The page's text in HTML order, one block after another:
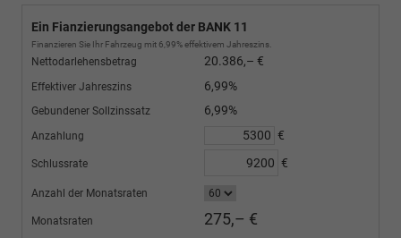
Ein Fianzierungsangebot der BANK 11
Finanzieren Sie Ihr Fahrzeug mit 6,99% effektivem Jahreszins.
Nettodarlehensbetrag 20.386,– €
Effektiver Jahreszins 6,99%
Gebundener Sollzinssatz 6,99%
Anzahlung €
Schlussrate €
Anzahl der Monatsraten
Monatsraten 275,– €